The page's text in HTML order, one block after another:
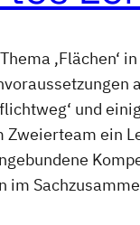
‚Flächen‘
und
ein
im